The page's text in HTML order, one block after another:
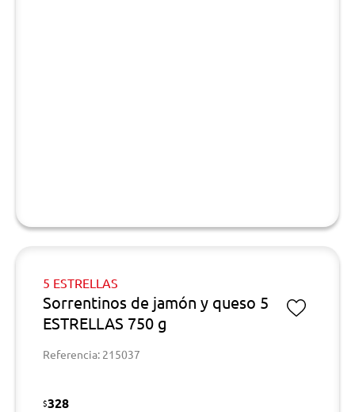
5 ESTRELLAS
Sorrentinos de jamón y queso 5
ESTRELLAS 750 g
Referencia: 215037
$328